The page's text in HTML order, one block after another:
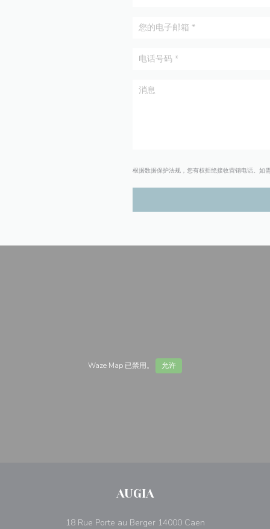
根据数据保护法规，您有权拒绝接收营销电话。如
Waze Map 已禁用。 允许
AUGIA
18 Rue Porte au Berger 14000 Caen((在新窗口中打开